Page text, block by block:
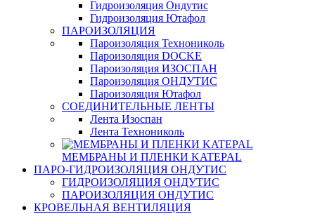
Гидроизоляция Ондутис
Гидроизоляция Ютафол
ПАРОИЗОЛЯЦИЯ
Пароизоляция Технониколь
Пароизоляция DOCKE
Пароизоляция ИЗОСПАН
Пароизоляция ОНДУТИС
Пароизоляция Ютафол
СОЕДИНИТЕЛЬНЫЕ ЛЕНТЫ
Лента Изоспан
Лента Технониколь
МЕМБРАНЫ И ПЛЕНКИ KATEPAL
ПАРО-ГИДРОИЗОЛЯЦИЯ ОНДУТИС
ГИДРОИЗОЛЯЦИЯ ОНДУТИС
ПАРОИЗОЛЯЦИЯ ОНДУТИС
КРОВЕЛЬНАЯ ВЕНТИЛЯЦИЯ